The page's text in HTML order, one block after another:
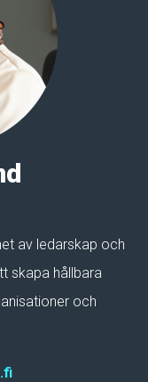
av ledarskap och
skapa hållbara
och